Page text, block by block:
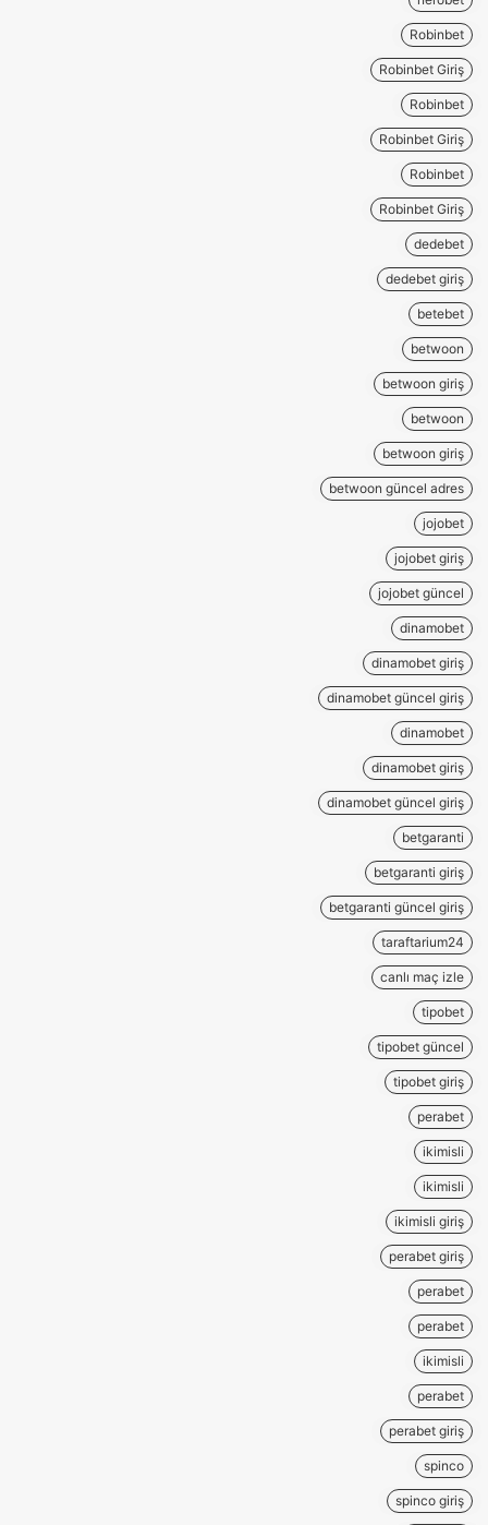
Robinbet
Robinbet Giriş
Robinbet
Robinbet Giriş
Robinbet
Robinbet Giriş
dedebet
dedebet giriş
betebet
betwoon
betwoon giriş
betwoon
betwoon giriş
betwoon güncel adres
jojobet
jojobet giriş
jojobet güncel
dinamobet
dinamobet giriş
dinamobet güncel giriş
dinamobet
dinamobet giriş
dinamobet güncel giriş
betgaranti
betgaranti giriş
betgaranti güncel giriş
taraftarium24
canlı maç izle
tipobet
tipobet güncel
tipobet giriş
perabet
ikimisli
ikimisli
ikimisli giriş
perabet giriş
perabet
perabet
ikimisli
perabet
perabet giriş
spinco
spinco giriş